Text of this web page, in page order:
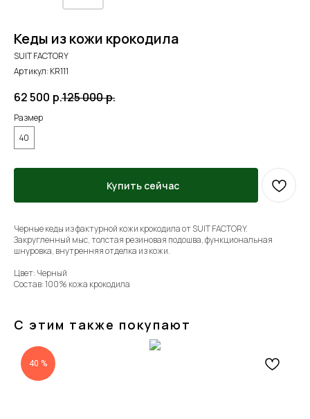
Кеды из кожи крокодила
SUIT FACTORY
Артикул:KR111
62 500 р.125 000р.
Размер
40
Купить сейчас
Черные кеды из фактурной кожи крокодила от SUIT FACTORY.
Закругленный мыс, толстая резиновая подошва, функциональная
шнуровка, внутренняя отделка из кожи.
Цвет: Черный
Состав: 100% кожа крокодила
С этим также покупают
40 %